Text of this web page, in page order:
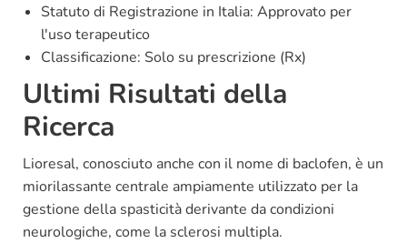
Statuto di Registrazione in Italia: Approvato per
l'uso terapeutico
Classificazione: Solo su prescrizione (Rx)
Ultimi Risultati della
Ricerca
Lioresal, conosciuto anche con il nome di baclofen, è un
miorilassante centrale ampiamente utilizzato per la
gestione della spasticità derivante da condizioni
neurologiche, come la sclerosi multipla.